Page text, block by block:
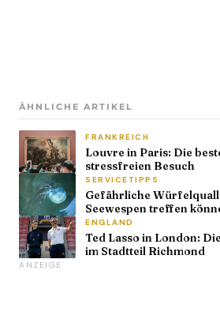
ÄHNLICHE ARTIKEL
FRANKREICH
Louvre in Paris: Die
stressfreien Besuch
SERVICETIPPS
Gefährliche
Seewespen treffen
ENGLAND
Ted Lasso in London:
im Stadtteil Richmond
ANZEIGE